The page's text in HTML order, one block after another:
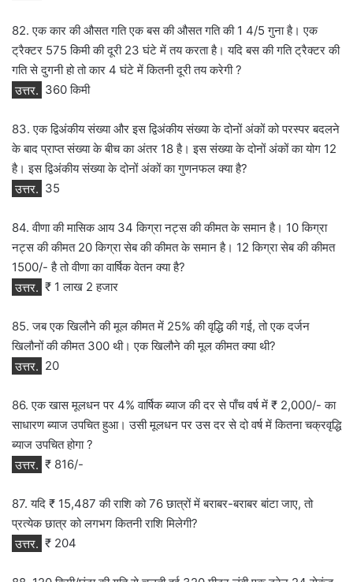
82. एक कार की औसत गति एक बस की औसत गति की 1 4/5 गुना है। एक
ट्रैक्टर 575 किमी की दूरी 23 घंटे में तय करता है। यदि बस की गति ट्रैक्टर की
गति से दुगनी हो तो कार 4 घंटे में कितनी दूरी तय करेगी ?
उत्तर. 360 किमी
83. एक द्विअंकीय संख्या और इस द्विअंकीय संख्या के दोनों अंकों को परस्पर बदलने
के बाद प्राप्त संख्या के बीच का अंतर 18 है। इस संख्या के दोनों अंकों का योग 12
है। इस द्विअंकीय संख्या के दोनों अंकों का गुणनफल क्या है?
उत्तर. 35
84. वीणा की मासिक आय 34 किग्रा नट्स की कीमत के समान है। 10 किग्रा
नट्स की कीमत 20 किग्रा सेब की कीमत के समान है। 12 किग्रा सेब की कीमत
1500/- है तो वीणा का वार्षिक वेतन क्या है?
उत्तर. ₹ 1 लाख 2 हजार
85. जब एक खिलौने की मूल कीमत में 25% की वृद्धि की गई, तो एक दर्जन
खिलौनों की कीमत 300 थी। एक खिलौने की मूल कीमत क्या थी?
उत्तर. 20
86. एक खास मूलधन पर 4% वार्षिक ब्याज की दर से पाँच वर्ष में ₹ 2,000/- का
साधारण ब्याज उपचित हुआ। उसी मूलधन पर उस दर से दो वर्ष में कितना चक्रवृद्धि
ब्याज उपचित होगा ?
उत्तर. ₹ 816/-
87. यदि ₹ 15,487 की राशि को 76 छात्रों में बराबर-बराबर बांटा जाए, तो
प्रत्येक छात्र को लगभग कितनी राशि मिलेगी?
उत्तर. ₹ 204